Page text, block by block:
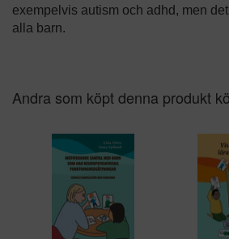
exempelvis autism och adhd, men
alla barn.
Andra som köpt denna produkt